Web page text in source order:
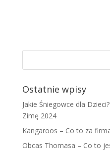
Ostatnie wpisy
Jakie Śniegowce dla
Zimę 2024
Kangaroos – Co to za
Obcas Thomasa – Co to